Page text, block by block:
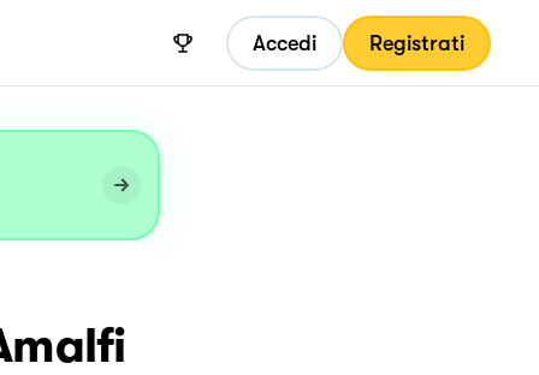
Accedi Registrati